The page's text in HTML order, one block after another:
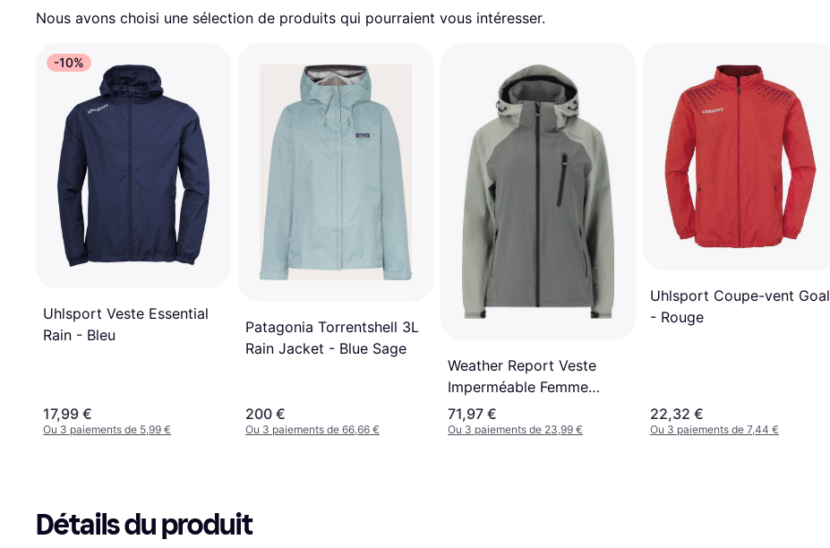
Nous avons choisi une sélection de produits qui pourraient vous intéresser.
-10%
Uhlsport Veste Essential
Rain - Bleu
17,99 €
Ou 3 paiements de 5,99 €
Patagonia Torrentshell 3L
Rain Jacket - Blue Sage
200 €
Ou 3 paiements de 66,66 €
Weather Report Veste
Imperméable Femme
Camelia - Vert
71,97 €
Ou 3 paiements de 23,99 €
Uhlsport Coupe-vent Goal
- Rouge
22,32 €
Ou 3 paiements de 7,44 €
Détails du produit